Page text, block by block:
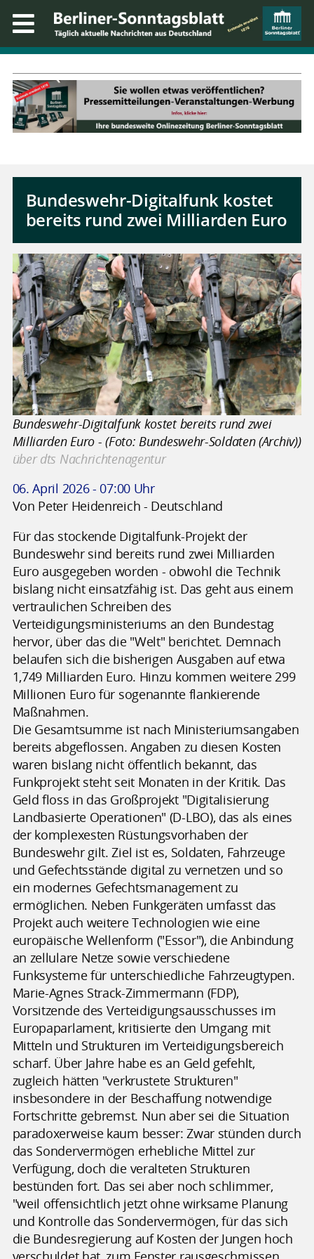
Bundeswehr-Digitalfunk kostet
bereits rund zwei Milliarden Euro
Bundeswehr-Digitalfunk kostet bereits rund zwei
Milliarden Euro - (Foto: Bundeswehr-Soldaten (Archiv))
über dts Nachrichtenagentur
06. April 2026 - 07:00 Uhr
Von Peter Heidenreich - Deutschland
Für das stockende Digitalfunk-Projekt der
Bundeswehr sind bereits rund zwei Milliarden
Euro ausgegeben worden - obwohl die Technik
bislang nicht einsatzfähig ist. Das geht aus einem
vertraulichen Schreiben des
Verteidigungsministeriums an den Bundestag
hervor, über das die "Welt" berichtet. Demnach
belaufen sich die bisherigen Ausgaben auf etwa
1,749 Milliarden Euro. Hinzu kommen weitere 299
Millionen Euro für sogenannte flankierende
Maßnahmen.
Die Gesamtsumme ist nach Ministeriumsangaben
bereits abgeflossen. Angaben zu diesen Kosten
waren bislang nicht öffentlich bekannt, das
Funkprojekt steht seit Monaten in der Kritik. Das
Geld floss in das Großprojekt "Digitalisierung
Landbasierte Operationen" (D-LBO), das als eines
der komplexesten Rüstungsvorhaben der
Bundeswehr gilt. Ziel ist es, Soldaten, Fahrzeuge
und Gefechtsstände digital zu vernetzen und so
ein modernes Gefechtsmanagement zu
ermöglichen. Neben Funkgeräten umfasst das
Projekt auch weitere Technologien wie eine
europäische Wellenform ("Essor"), die Anbindung
an zellulare Netze sowie verschiedene
Funksysteme für unterschiedliche Fahrzeugtypen.
Marie-Agnes Strack-Zimmermann (FDP),
Vorsitzende des Verteidigungsausschusses im
Europaparlament, kritisierte den Umgang mit
Mitteln und Strukturen im Verteidigungsbereich
scharf. Über Jahre habe es an Geld gefehlt,
zugleich hätten "verkrustete Strukturen"
insbesondere in der Beschaffung notwendige
Fortschritte gebremst. Nun aber sei die Situation
paradoxerweise kaum besser: Zwar stünden durch
das Sondervermögen erhebliche Mittel zur
Verfügung, doch die veralteten Strukturen
bestünden fort. Das sei aber noch schlimmer,
"weil offensichtlich jetzt ohne wirksame Planung
und Kontrolle das Sondervermögen, für das sich
die Bundesregierung auf Kosten der Jungen hoch